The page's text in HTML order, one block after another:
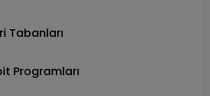
Tabanları
Programları